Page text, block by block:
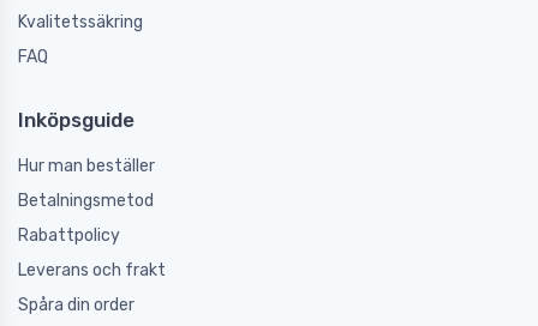
Kvalitetssäkring
FAQ
Inköpsguide
Hur man beställer
Betalningsmetod
Rabattpolicy
Leverans och frakt
Spåra din order